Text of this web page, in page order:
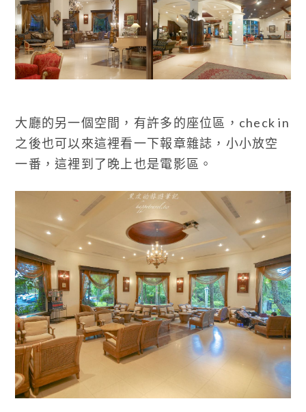
大廳的另一個空間，有許多的座位區，check in
之後也可以來這裡看一下報章雜誌，小小放空
一番，這裡到了晚上也是電影區。